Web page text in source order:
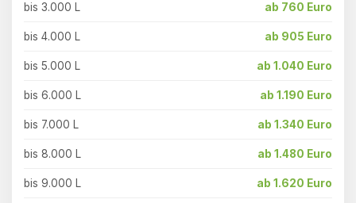
bis 3.000 L ab 760 Euro
bis 4.000 L ab 905 Euro
bis 5.000 L ab 1.040 Euro
bis 6.000 L ab 1.190 Euro
bis 7.000 L ab 1.340 Euro
bis 8.000 L ab 1.480 Euro
bis 9.000 L ab 1.620 Euro